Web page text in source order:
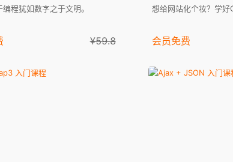
程犹如数字之于文明。
¥59.8
想给网站化个妆？学好
会员免费